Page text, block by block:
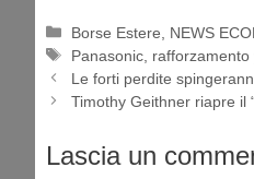
Categorie
Borse Estere
NEWS
Tag
Panasonic rafforzamento
Le forti perdite
Timothy Geithner riapre il
Lascia un